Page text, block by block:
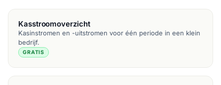
Kasstroomoverzicht
Kasinstromen en -uitstromen voor één periode in een klein
bedrijf.
GRATIS